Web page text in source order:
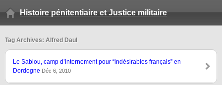
Histoire pénitentiaire et Justice militaire
Tag Archives: Alfred Daul
Le Sablou, camp d’internement pour “indésirables français” en
Dordogne Déc 6, 2010